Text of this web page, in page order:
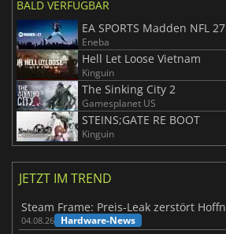
BALD VERFÜGBAR
EA SPORTS Madden NFL 27
Eneba
Hell Let Loose Vietnam
Kinguin
The Sinking City 2
Gamesplanet US
STEINS;GATE RE BOOT
Kinguin
JETZT IM TREND
04.08.26 Hardware-News